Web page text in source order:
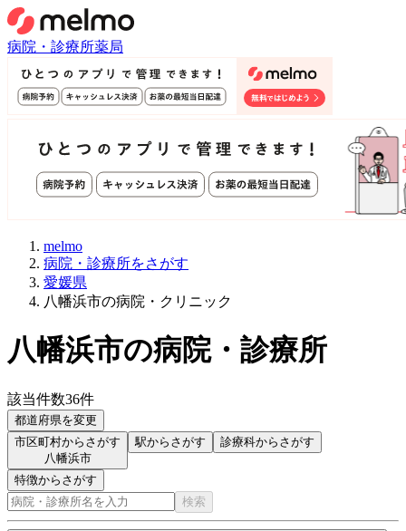
病院・診療所薬局
melmo
病院・診療所をさがす
愛媛県
八幡浜市の病院・クリニック
八幡浜市の病院・診療所
該当件数36件
都道府県を変更
市区町村からさがす
八幡浜市
駅からさがす 診療科からさがす
特徴からさがす
検索